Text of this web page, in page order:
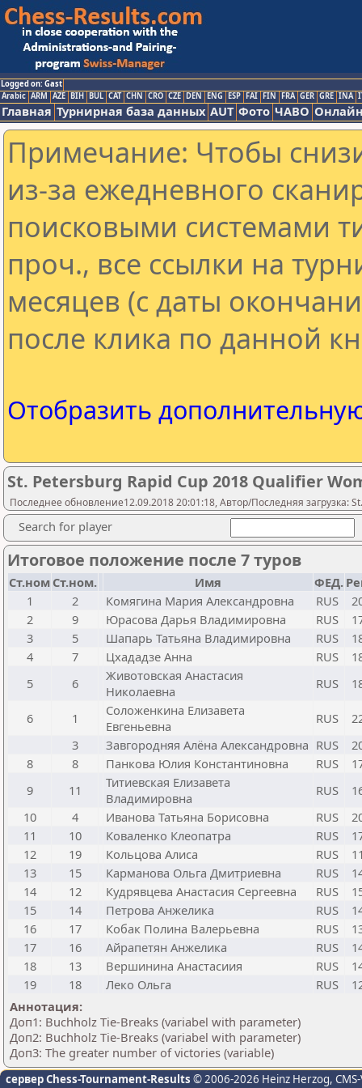
Logged on: Gast
Arabic ARM AZE BIH BUL CAT CHN CRO CZE DEN ENG ESP FAI FIN FRA GER GRE INA
Главная Турнирная база данных AUT Фото ЧАВО
Примечание: Чтобы
из-за ежедневного
поисковыми системами
проч., все ссылки на
месяцев (с даты
после клика по данной
Отобразить
St. Petersburg Rapid Cup 2018 Qualifier
Последнее обновление12.09.2018 20:01:18, Автор/Последняя загрузка:
Search for player
Итоговое положение после 7 туров
Ст.ном Ст.ном. Имя ФЕД.
1
2 Комягина Мария Александровна RUS
2
9 Юрасова Дарья Владимировна RUS
3
5 Шапарь Татьяна Владимировна RUS
4
7 Цхададзе Анна RUS
5
6
Животовская Анастасия
Николаевна
RUS
6 1
Соложенкина Елизавета
Евгеньевна
RUS
3
Завгородняя Алёна Александровна RUS
8
8 Панкова Юлия Константиновна RUS
9
11
Титиевская Елизавета
Владимировна
RUS
10
4 Иванова Татьяна Борисовна RUS
11
10 Коваленко Клеопатра RUS
12
19 Кольцова Алиса RUS
13
15 Карманова Ольга Дмитриевна RUS
14
12 Кудрявцева Анастасия Сергеевна RUS
15
14 Петрова Анжелика RUS
16
17 Кобак Полина Валерьевна RUS
17
16 Айрапетян Анжелика RUS
18
13 Вершинина Анастасиия RUS
19
18 Леко Ольга RUS
Аннотация:
Доп1: Buchholz Tie-Breaks (variabel with parameter)
Доп2: Buchholz Tie-Breaks (variabel with parameter)
Доп3: The greater number of victories (variable)
сервер Chess-Tournament-Results © 2006-2026 Heinz Herzog,